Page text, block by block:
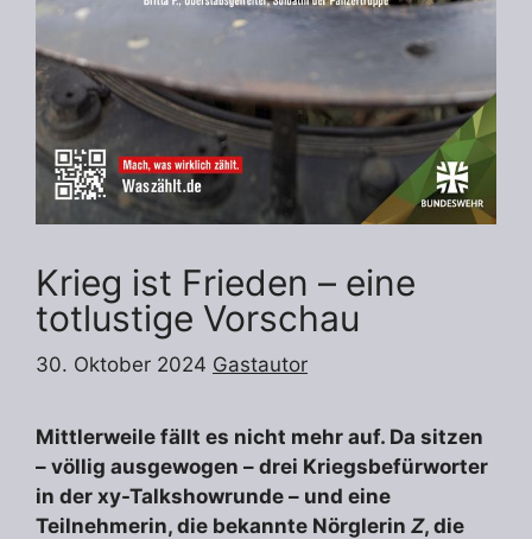
Krieg ist Frieden – eine
totlustige Vorschau
30. Oktober 2024 Gastautor
Mittlerweile fällt es nicht mehr auf. Da sitzen
– völlig ausgewogen – drei Kriegsbefürworter
in der xy-Talkshowrunde – und eine
Teilnehmerin, die bekannte Nörglerin Z, die